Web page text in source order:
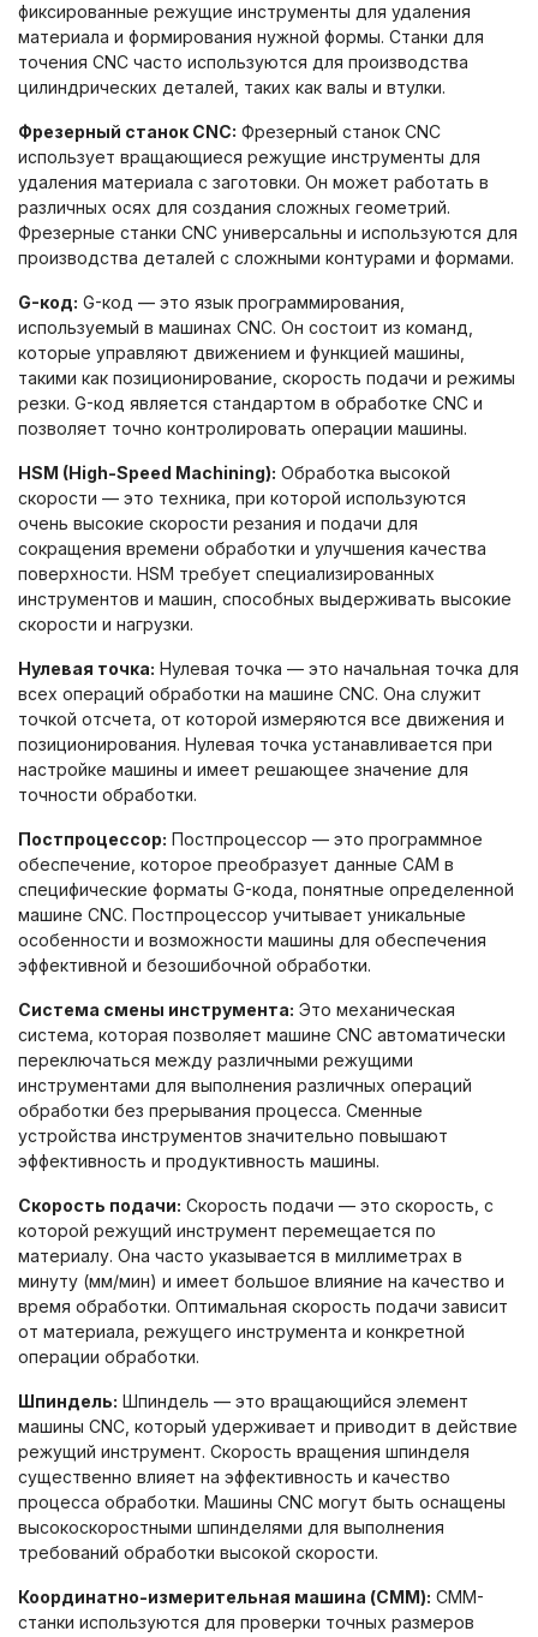
фиксированные режущие инструменты для удаления
материала и формирования нужной формы. Станки для
точения CNC часто используются для производства
цилиндрических деталей, таких как валы и втулки.
Фрезерный станок CNC: Фрезерный станок CNC
использует вращающиеся режущие инструменты для
удаления материала с заготовки. Он может работать в
различных осях для создания сложных геометрий.
Фрезерные станки CNC универсальны и используются для
производства деталей с сложными контурами и формами.
G-код: G-код — это язык программирования,
используемый в машинах CNC. Он состоит из команд,
которые управляют движением и функцией машины,
такими как позиционирование, скорость подачи и режимы
резки. G-код является стандартом в обработке CNC и
позволяет точно контролировать операции машины.
HSM (High-Speed Machining): Обработка высокой
скорости — это техника, при которой используются
очень высокие скорости резания и подачи для
сокращения времени обработки и улучшения качества
поверхности. HSM требует специализированных
инструментов и машин, способных выдерживать высокие
скорости и нагрузки.
Нулевая точка: Нулевая точка — это начальная точка для
всех операций обработки на машине CNC. Она служит
точкой отсчета, от которой измеряются все движения и
позиционирования. Нулевая точка устанавливается при
настройке машины и имеет решающее значение для
точности обработки.
Постпроцессор: Постпроцессор — это программное
обеспечение, которое преобразует данные CAM в
специфические форматы G-кода, понятные определенной
машине CNC. Постпроцессор учитывает уникальные
особенности и возможности машины для обеспечения
эффективной и безошибочной обработки.
Система смены инструмента: Это механическая
система, которая позволяет машине CNC автоматически
переключаться между различными режущими
инструментами для выполнения различных операций
обработки без прерывания процесса. Сменные
устройства инструментов значительно повышают
эффективность и продуктивность машины.
Скорость подачи: Скорость подачи — это скорость, с
которой режущий инструмент перемещается по
материалу. Она часто указывается в миллиметрах в
минуту (мм/мин) и имеет большое влияние на качество и
время обработки. Оптимальная скорость подачи зависит
от материала, режущего инструмента и конкретной
операции обработки.
Шпиндель: Шпиндель — это вращающийся элемент
машины CNC, который удерживает и приводит в действие
режущий инструмент. Скорость вращения шпинделя
существенно влияет на эффективность и качество
процесса обработки. Машины CNC могут быть оснащены
высокоскоростными шпинделями для выполнения
требований обработки высокой скорости.
Координатно-измерительная машина (CMM): CMM-
станки используются для проверки точных размеров